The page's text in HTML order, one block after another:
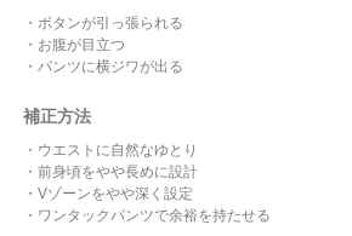
・ボタンが引っ張られる
・お腹が目立つ
・パンツに横ジワが出る
補正方法
・ウエストに自然なゆとり
・前身頃をやや長めに設計
・Vゾーンをやや深く設定
・ワンタックパンツで余裕を持たせる